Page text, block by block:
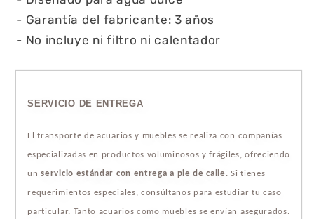
- Garantía del fabricante: 3 años
- No incluye ni filtro ni calentador
SERVICIO DE ENTREGA
El transporte de acuarios y muebles se realiza con compañías
especializadas en productos voluminosos y frágiles, ofreciendo
unservicio estándar con entrega a pie de calle . Si tienes
requerimientos especiales, consúltanos para estudiar tu caso
particular. Tanto acuarios como muebles se envían asegurados.